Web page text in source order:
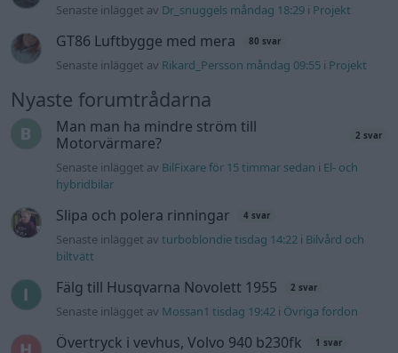
Senaste inlägget av Dr_snuggels måndag 18:29 i Projekt
GT86 Luftbygge med mera 80 svar
Senaste inlägget av Rikard_Persson måndag 09:55 i Projekt
Nyaste forumtrådarna
Man man ha mindre ström till
Motorvärmare?
2 svar
Senaste inlägget av BilFixare för 15 timmar sedan i El- och
hybridbilar
Slipa och polera rinningar 4 svar
Senaste inlägget avturboblondie tisdag 14:22 i Bilvård och
biltvätt
Fälg till Husqvarna Novolett 1955 2 svar
Senaste inlägget av Mossan1 tisdag 19:42 i Övriga fordon
Övertryck i vevhus, Volvo 940 b230fk 1 svar